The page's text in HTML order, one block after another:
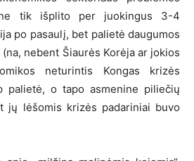
tik išplito per juokingus 3-4
po pasaulį, bet palietė daugumos
nebent Šiaurės Korėja ar jokios
neturintis Kongas krizės
palietė, o tapo asmenine piliečių
jų lėšomis krizės padariniai buvo